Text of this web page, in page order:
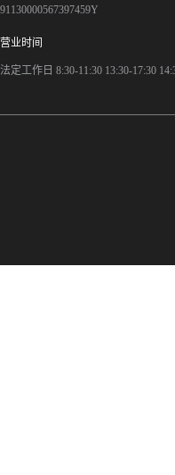
91130000567397459Y
营业时间
法定工作日 8:30-11:30 13:30-17:30